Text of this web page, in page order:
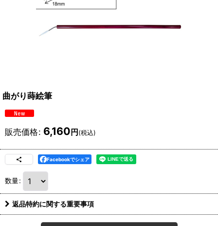
曲がり蒔絵筆
販売価格: 6,160円(税込)
Facebookでシェア
数量:
返品特約に関する重要事項